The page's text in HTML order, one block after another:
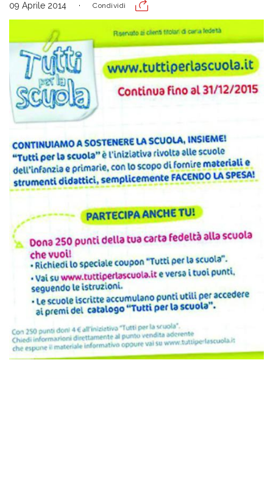
09 Aprile 2014 Condividi